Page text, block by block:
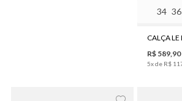
34 36
R$ 589 90
5x de R$